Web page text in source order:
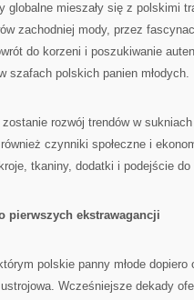
globalne mieszały się z polskimi
zachodniej mody, przez
do korzeni i poszukiwanie
szafach polskich panien młodych.
rozwój trendów w
czynniki społeczne i
tkaniny, dodatki i podejście
pierwszych ekstrawagancji
polskie panny młode dopiero
Wcześniejsze dekady